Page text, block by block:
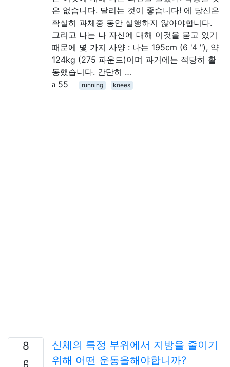
은 없습니다. 달리는 것이 좋습니다! 에 당신은
확실히 과체중 동안 실행하지 않아야합니다.
그리고 나는 나 자신에 대해 이것을 묻고 있기
때문에 몇 가지 사양 : 나는 195cm (6 '4 "), 약
124kg (275 파운드)이며 과거에는 적당히 활
동했습니다. 간단히 …
55
running knees
8
신체의 특정 부위에서 지방을 줄이기
위해 어떤 운동을해야합니까?